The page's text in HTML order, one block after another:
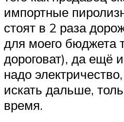
импортные
стоят в 2 раза
для моего бюджета
дороговат), да ещё
надо
искать дальше,
время.